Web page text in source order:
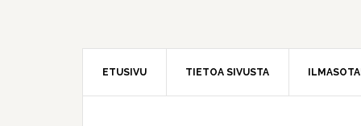
ETUSIVU TIETOA SIVUSTA